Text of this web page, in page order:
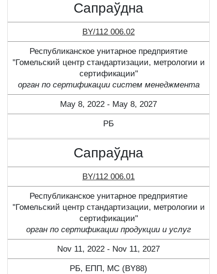
Сапраўдна
BY/112 006.02
Республиканское унитарное предприятие
"Гомельский центр стандартизации, метрологии и
сертификации"
орган по сертификации систем менеджмента
May 8, 2022 - May 8, 2027
РБ
Сапраўдна
BY/112 006.01
Республиканское унитарное предприятие
"Гомельский центр стандартизации, метрологии и
сертификации"
орган по сертификации продукции и услуг
Nov 11, 2022 - Nov 11, 2027
РБ, ЕПП, МС (BY88)